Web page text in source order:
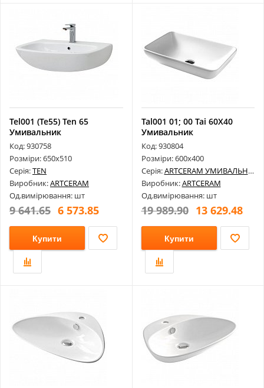
Tel001 (Te55) Ten 65
Умивальник
Код: 930758
Розміри: 650х510
Серія:TEN
Виробник:ARTCERAM
Од.вимірювання: шт
9 641.65 6 573.85
Купити
Tal001 01; 00 Tai 60Х40
Умивальник
Код: 930804
Розміри: 600х400
Серія:ARTCERAM УМИВАЛЬНИКИ
Виробник:ARTCERAM
Од.вимірювання: шт
19 989.90 13 629.48
Купити